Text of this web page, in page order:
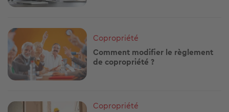
Image
Copropriété
Comment modifier le règlement
de copropriété ?
Image
Copropriété